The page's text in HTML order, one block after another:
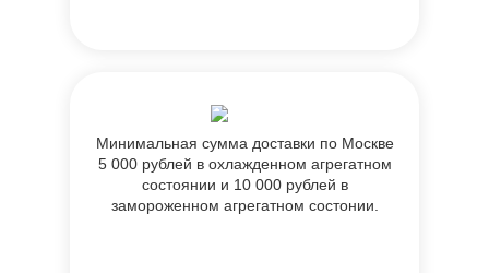
Минимальная сумма доставки по Москве
5 000 рублей в охлажденном агрегатном
состоянии и 10 000 рублей в
замороженном агрегатном состонии.